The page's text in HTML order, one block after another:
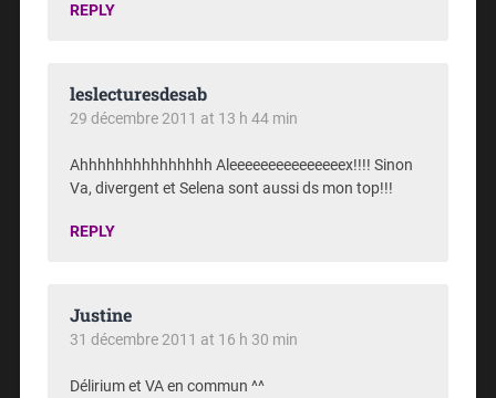
REPLY
leslecturesdesab
29 décembre 2011 at 13 h 44 min
Ahhhhhhhhhhhhhhh Aleeeeeeeeeeeeeeex!!!! Sinon
Va, divergent et Selena sont aussi ds mon top!!!
REPLY
Justine
31 décembre 2011 at 16 h 30 min
Délirium et VA en commun ^^